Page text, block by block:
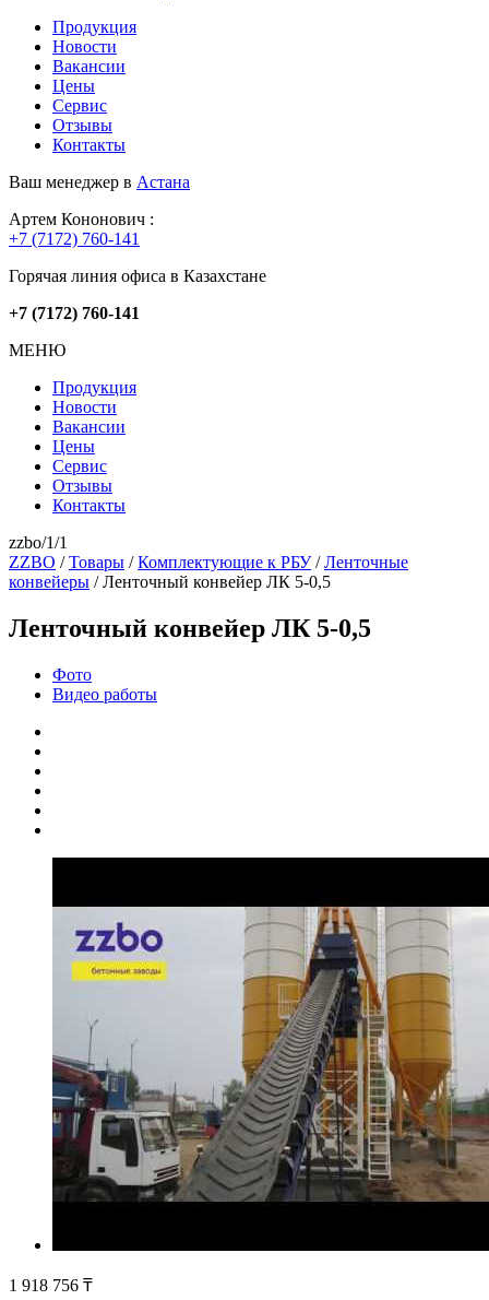
Продукция
Новости
Вакансии
Цены
Сервис
Отзывы
Контакты
Ваш менеджер в Астана
Артем Кононович :
+7 (7172) 760-141
Горячая линия офиса в Казахстане
+7 (7172) 760-141
МЕНЮ
Продукция
Новости
Вакансии
Цены
Сервис
Отзывы
Контакты
zzbo/1/1
ZZBO /Товары /Комплектующие к РБУ/Ленточные
конвейеры /Ленточный конвейер ЛК 5-0,5
Ленточный конвейер ЛК 5-0,5
Фото
Видео работы
1 918 756 ₸